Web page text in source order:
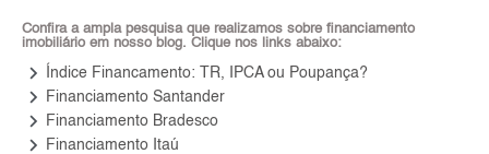
Confira a ampla pesquisa que realizamos sobre financiamento
imobiliário em nosso blog. Clique nos links abaixo:
keyboard_arrow_right Índice Financamento: TR, IPCA ou Poupança?
keyboard_arrow_right Financiamento Santander
keyboard_arrow_right Financiamento Bradesco
keyboard_arrow_right Financiamento Itaú